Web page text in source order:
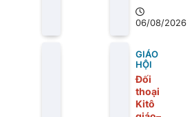
06/08/2026
GIÁO
HỘI
Đối
thoại
Kitô